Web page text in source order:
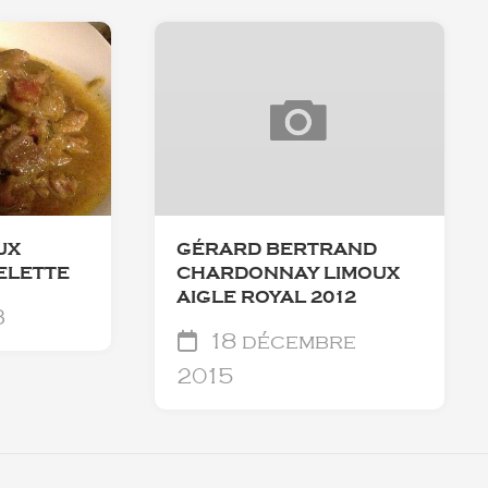
GÉRARD BERTRAND
CHARDONNAY LIMOUX
AIGLE ROYAL 2012
18 décembre
2015